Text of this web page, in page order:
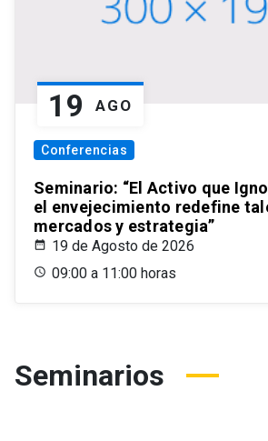
19 AGO
Conferencias
Seminario: “El Activo que
el envejecimiento redefine
mercados y estrategia”
19 de Agosto de 2026
09:00 a 11:00 horas
Seminarios